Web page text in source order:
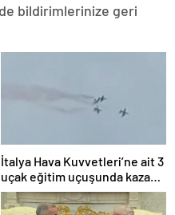
bildirimlerinize geri
İtalya Hava Kuvvetleri’ne ait 3
uçak eğitim uçuşunda kaza
yaptı